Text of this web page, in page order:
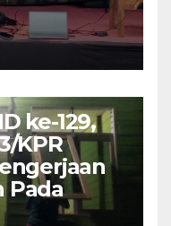
ke-129,
KPR
Pada